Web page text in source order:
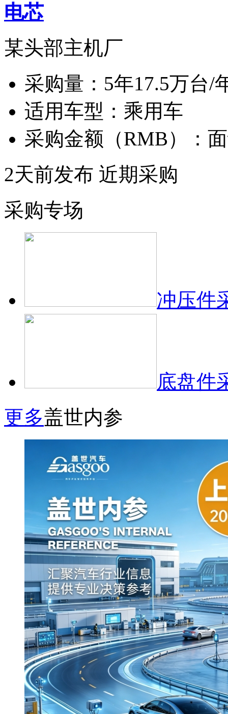
电芯
某头部主机厂
采购量： 5年17.5万台/
适用车型： 乘用车
采购金额（RMB）：
2天前发布 近期采购
采购专场
冲压件
底盘件
更多盖世内参